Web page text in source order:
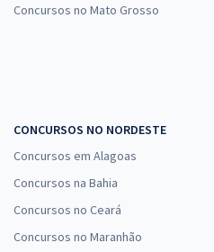
Concursos no Mato Grosso
CONCURSOS NO NORDESTE
Concursos em Alagoas
Concursos na Bahia
Concursos no Ceará
Concursos no Maranhão